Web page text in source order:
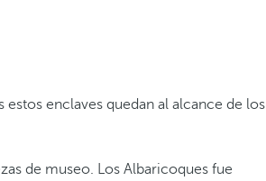
enclaves quedan al alcance de los
de museo. Los Albaricoques fue